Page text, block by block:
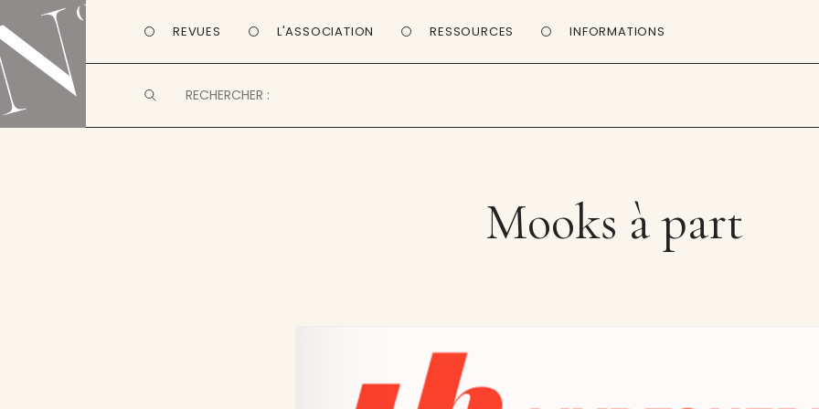
REVUES L'ASSOCIATION RESSOURCES INFORMATIONS
Mooks à part